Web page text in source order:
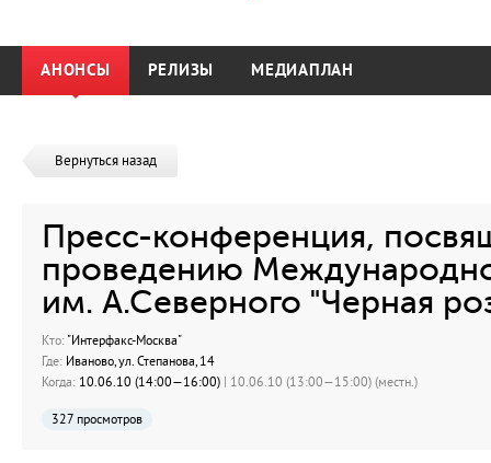
АНОНСЫ РЕЛИЗЫ МЕДИАПЛАН
Вернуться назад
Пресс-конференция,
проведению
им. А.Северного "Черная
Кто: "Интерфакс-Москва"
Где: Иваново, ул. Степанова, 14
Когда: 10.06.10 (14:00—16:00) | 10.06.10 (13:00—15:00) (местн.)
327 просмотров